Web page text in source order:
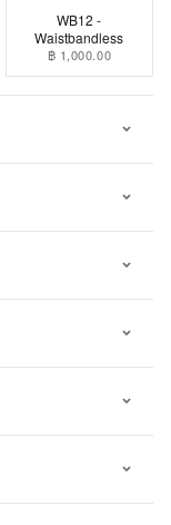
WB12 -
Waistbandless
฿ 1,000.00